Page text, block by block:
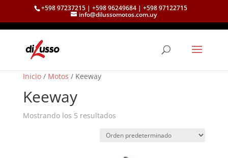
+598 97237215 | +598 96249684 | +598 97122715
info@dilussomotos.com.uy
Inicio/ Motos / Keeway
Keeway
Mostrando los 5 resultados